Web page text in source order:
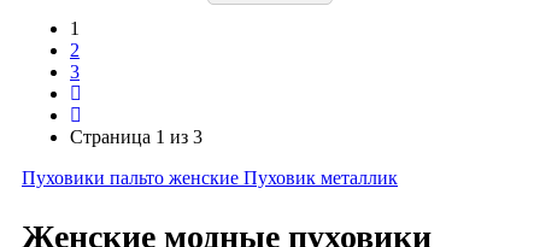
1
2
3
Страница 1 из 3
Пуховики пальто женские Пуховик металлик
Женские модные пуховики